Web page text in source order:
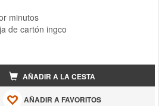
minutos
de cartón ingco
AÑADIR A LA CESTA
AÑADIR A FAVORITOS